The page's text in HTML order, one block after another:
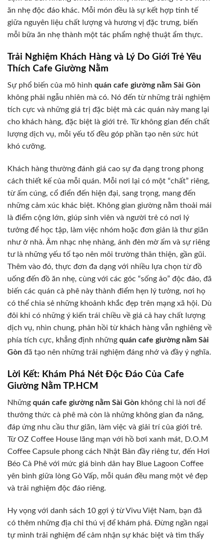
ăn nhẹ độc đáo khác. Mỗi món đều là sự kết hợp tinh tế
giữa nguyên liệu chất lượng và hương vị đặc trưng, biến
mỗi bữa ăn nhẹ thành một tác phẩm nghệ thuật ẩm thực.
Trải Nghiệm Khách Hàng và Lý Do Giới Trẻ Yêu
Thích Cafe Giường Nằm
Sự phổ biến của mô hình quán cafe giường nằm Sài Gòn
không phải ngẫu nhiên mà có. Nó đến từ những trải nghiệm
tích cực và những giá trị đặc biệt mà các quán này mang lại
cho khách hàng, đặc biệt là giới trẻ. Từ không gian đến chất
lượng dịch vụ, mỗi yếu tố đều góp phần tạo nên sức hút
khó cưỡng.
Khách hàng thường đánh giá cao sự đa dạng trong phong
cách thiết kế của mỗi quán. Mỗi nơi lại có một “chất” riêng,
từ ấm cúng, cổ điển đến hiện đại, sang trọng, mang đến
những cảm xúc khác biệt. Không gian giường nằm thoải mái
là điểm cộng lớn, giúp sinh viên và người trẻ có nơi lý
tưởng để học tập, làm việc nhóm hoặc đơn giản là thư giãn
như ở nhà. Âm nhạc nhẹ nhàng, ánh đèn mờ ấm và sự riêng
tư là những yếu tố tạo nên môi trường thân thiện, gần gũi.
Thêm vào đó, thực đơn đa dạng với nhiều lựa chọn từ đồ
uống đến đồ ăn nhẹ, cùng với các góc “sống ảo” độc đáo, đã
biến các quán cà phê này thành điểm hẹn lý tưởng, nơi họ
có thể chia sẻ những khoảnh khắc đẹp trên mạng xã hội. Dù
đôi khi có những ý kiến trái chiều về giá cả hay chất lượng
dịch vụ, nhìn chung, phản hồi từ khách hàng vẫn nghiêng về
phía tích cực, khẳng định những quán cafe giường nằm Sài
Gòn đã tạo nên những trải nghiệm đáng nhớ và đầy ý nghĩa.
Lời Kết: Khám Phá Nét Độc Đáo Của Cafe
Giường Nằm TP.HCM
Những quán cafe giường nằm Sài Gòn không chỉ là nơi để
thưởng thức cà phê mà còn là những không gian đa năng,
đáp ứng nhu cầu thư giãn, làm việc và giải trí của giới trẻ.
Từ OZ Coffee House lãng mạn với hồ bơi xanh mát, D.O.M
Coffee Capsule phong cách Nhật Bản đầy riêng tư, đến Hơi
Béo Cà Phê với mức giá bình dân hay Blue Lagoon Coffee
yên bình giữa lòng Gò Vấp, mỗi quán đều mang một vẻ đẹp
và trải nghiệm độc đáo riêng.
Hy vọng với danh sách 10 gợi ý từ Vivu Việt Nam, bạn đã
có thêm những địa chỉ thú vị để khám phá. Đừng ngần ngại
tự mình trải nghiệm để cảm nhận sự khác biệt và tìm thấy